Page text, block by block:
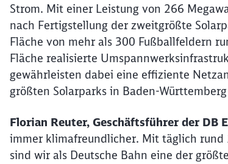
Strom. Mit einer Leistung von 266
nach Fertigstellung der zweitgrößte
Fläche von mehr als 300 Fußballfeldern
Fläche realisierte
gewährleisten dabei eine effiziente
größten Solarparks in Baden-
Florian Reuter, Geschäftsführer der DB
immer klimafreundlicher. Mit täglich
sind wir als Deutsche Bahn eine der